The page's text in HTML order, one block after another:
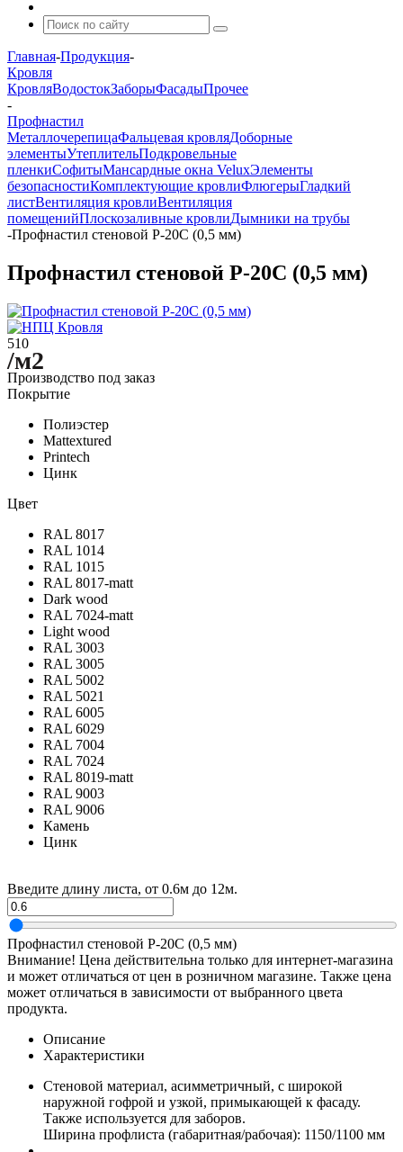
Главная-Продукция-
Кровля
КровляВодостокЗаборыФасадыПрочее
-
Профнастил
МеталлочерепицаФальцевая кровляДоборные
элементыУтеплительПодкровельные
пленкиСофитыМансардные окна VeluxЭлементы
безопасностиКомплектующие кровлиФлюгерыГладкий
листВентиляция кровлиВентиляция
помещенийПлоскозаливные кровлиДымники на трубы
-Профнастил стеновой Р-20С (0,5 мм)
Профнастил стеновой Р-20С (0,5 мм)
510
/м2
Производство под заказ
Покрытие
Полиэстер
Mattextured
Printech
Цинк
Цвет
RAL 8017
RAL 1014
RAL 1015
RAL 8017-matt
Dark wood
RAL 7024-matt
Light wood
RAL 3003
RAL 3005
RAL 5002
RAL 5021
RAL 6005
RAL 6029
RAL 7004
RAL 7024
RAL 8019-matt
RAL 9003
RAL 9006
Камень
Цинк
Введите длину листа, от 0.6м до 12м.
Профнастил стеновой Р-20С (0,5 мм)
Внимание! Цена действительна только для интернет-магазина
и может отличаться от цен в розничном магазине. Также цена
может отличаться в зависимости от выбранного цвета
продукта.
Описание
Характеристики
Стеновой материал, асимметричный, с широкой
наружной гофрой и узкой, примыкающей к фасаду.
Также используется для заборов.
Ширина профлиста (габаритная/рабочая): 1150/1100 мм